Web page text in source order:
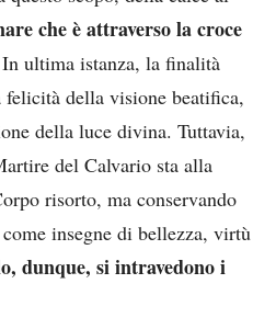
che è attraverso la croce
In ultima istanza, la finalità
felicità della visione beatifica,
della luce divina. Tuttavia,
del Calvario sta alla
risorto, ma conservando
insegne di bellezza, virtù
dunque, si intravedono i